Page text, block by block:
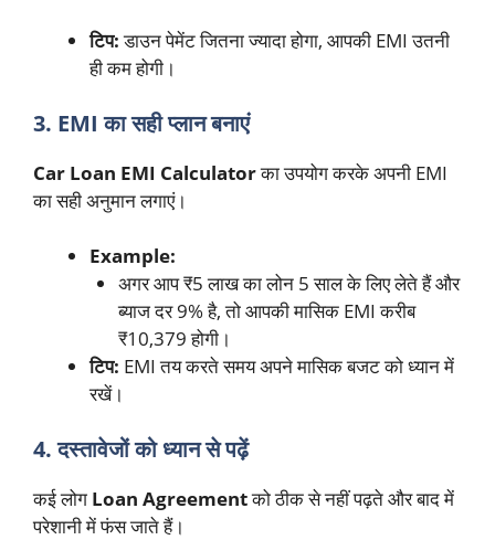
टिप:डाउन पेमेंट जितना ज्यादा होगा, आपकी EMI उतनी
ही कम होगी।
3. EMI का सही प्लान बनाएं
Car Loan EMI Calculatorका उपयोग करके अपनी EMI
का सही अनुमान लगाएं।
Example:
अगर आप ₹5 लाख का लोन 5 साल के लिए लेते हैं और
ब्याज दर 9% है, तो आपकी मासिक EMI करीब
₹10,379 होगी।
टिप: EMI तय करते समय अपने मासिक बजट को ध्यान में
रखें।
4. दस्तावेजों को ध्यान से पढ़ें
कई लोग Loan Agreementको ठीक से नहीं पढ़ते और बाद में
परेशानी में फंस जाते हैं।